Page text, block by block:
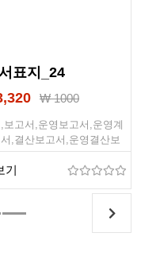
표지_24
₩ 1000
보고서,운영보고서,운영계
,결산보고서,운영결산보
영전략보고서,사업계획서,
서,제본,계획서,제출문,표
기